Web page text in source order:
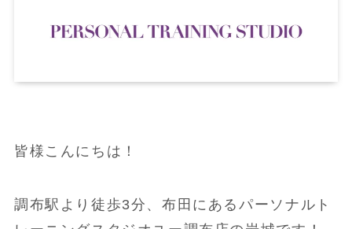
皆様こんにちは！
調布駅より徒歩3分、布田にあるパーソナルト